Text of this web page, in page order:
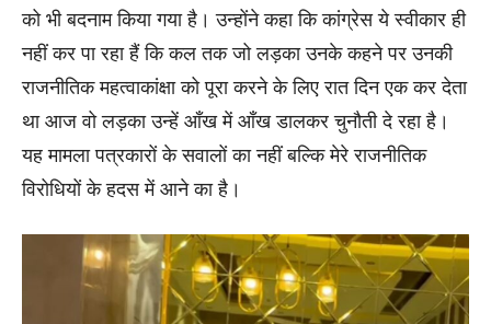
को भी बदनाम किया गया है। उन्होंने कहा कि कांग्रेस ये स्वीकार ही
नहीं कर पा रहा हैं कि कल तक जो लड़का उनके कहने पर उनकी
राजनीतिक महत्वाकांक्षा को पूरा करने के लिए रात दिन एक कर देता
था आज वो लड़का उन्हें आँख में आँख डालकर चुनौती दे रहा है।
यह मामला पत्रकारों के सवालों का नहीं बल्कि मेरे राजनीतिक
विरोधियों के हदस में आने का है।